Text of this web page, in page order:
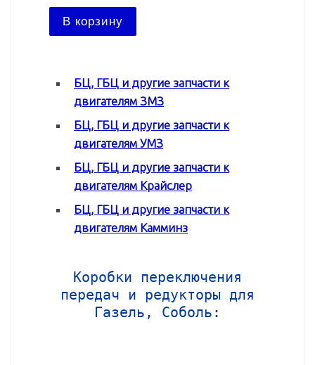
В корзину
БЦ, ГБЦ и другие запчасти к
двигателям ЗМЗ
БЦ, ГБЦ и другие запчасти к
двигателям УМЗ
БЦ, ГБЦ и другие запчасти к
двигателям Крайслер
БЦ, ГБЦ и другие запчасти к
двигателям Камминз
Коробки переключения
передач и редукторы для
Газель, Соболь: